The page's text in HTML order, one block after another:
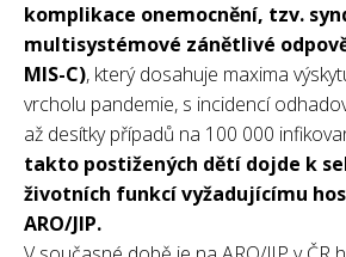
komplikace onemocnění, tzv.
multisystémové zánětlivé
MIS-C), který dosahuje maxima
vrcholu pandemie, s incidencí
až desítky případů na 100 000
takto postižených dětí dojde k
životních funkcí vyžadujícímu
ARO/JIP.